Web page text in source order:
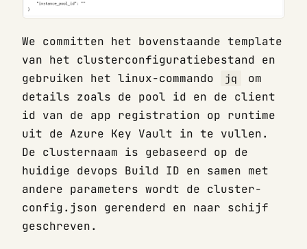
We committen het bovenstaande template
van het clusterconfiguratiebestand en
gebruiken het linux-commando
jq
om
details zoals de pool id en de client
id van de app registration op runtime
uit de Azure Key Vault in te vullen.
De clusternaam is gebaseerd op de
huidige devops Build ID en samen met
andere parameters wordt de cluster-
config.json gerenderd en naar schijf
geschreven.